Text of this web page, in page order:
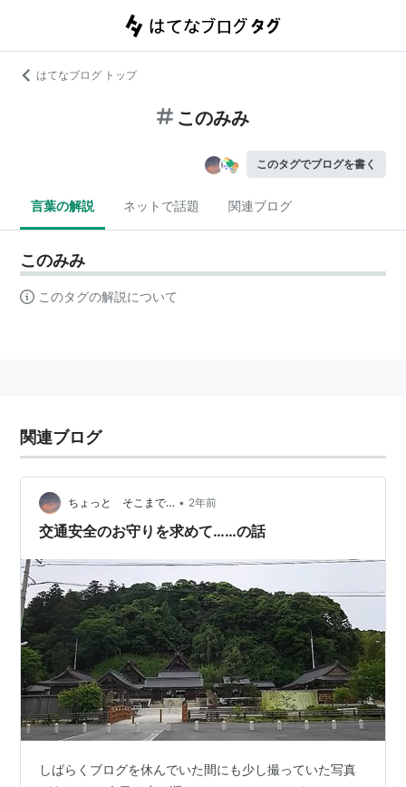
はてなブログ トップ
このみみ
このタグでブログを書く
言葉の解説 ネットで話題 関連ブログ
このみみ
このタグの解説について
関連ブログ
ちょっと そこまで… • 2年前
交通安全のお守りを求めて……の話
しばらくブログを休んでいた間にも少し撮っていた写真